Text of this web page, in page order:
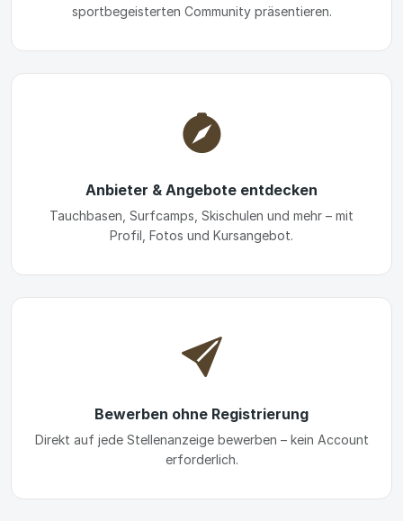
sportbegeisterten Community präsentieren.
Anbieter & Angebote entdecken
Tauchbasen, Surfcamps, Skischulen und mehr – mit
Profil, Fotos und Kursangebot.
Bewerben ohne Registrierung
Direkt auf jede Stellenanzeige bewerben – kein Account
erforderlich.